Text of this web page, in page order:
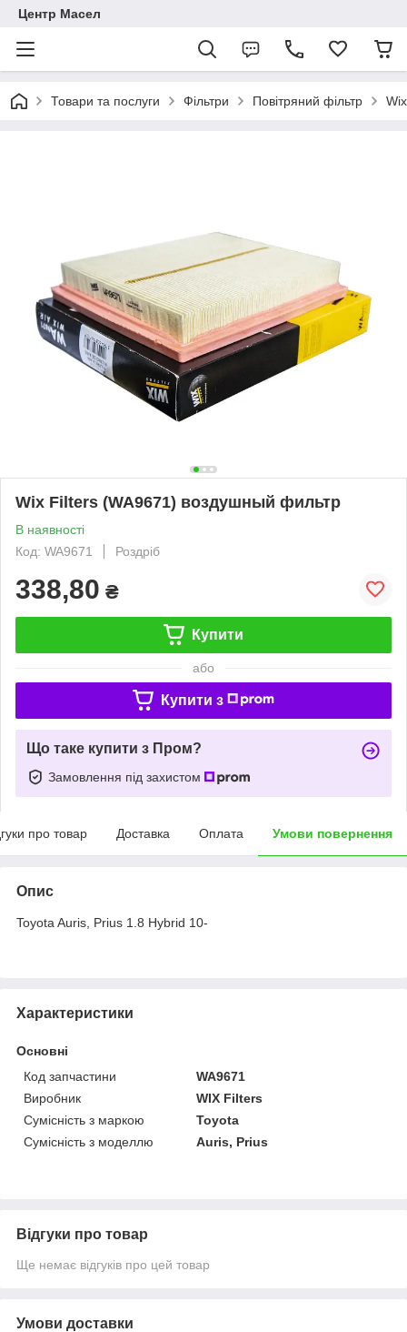
Центр Масел
Товари та послуги Фільтри Повітряний фільтр
Wix Filters (WA9671) воздушный фильтр
В наявності
Код: WA9671
Роздріб
338,80 ₴
Купити
або
Купити з
Що таке купити з Пром?
Замовлення під захистом
про товар Доставка Оплата Умови повернення
Опис
Toyota Auris, Prius 1.8 Hybrid 10-
Характеристики
Основні
Код запчастини
WA9671
Виробник
WIX Filters
Сумісність з маркою
Toyota
Сумісність з моделлю
Auris, Prius
Відгуки про товар
Ще немає відгуків про цей товар
Умови доставки